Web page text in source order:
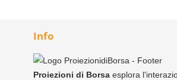
Info
Proiezioni di Borsa esplora